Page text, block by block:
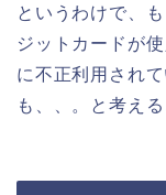
というわけで、
ジットカードが
に不正利用され
も、、。と考え